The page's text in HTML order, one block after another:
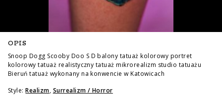
OPIS
Snoop Dogg Scooby Doo S D balony tatuaż kolorowy portret
kolorowy tatuaż realistyczny tatuaż mikrorealizm studio tatuażu
Bieruń tatuaż wykonany na konwencie w Katowicach
Style: Realizm, Surrealizm / Horror